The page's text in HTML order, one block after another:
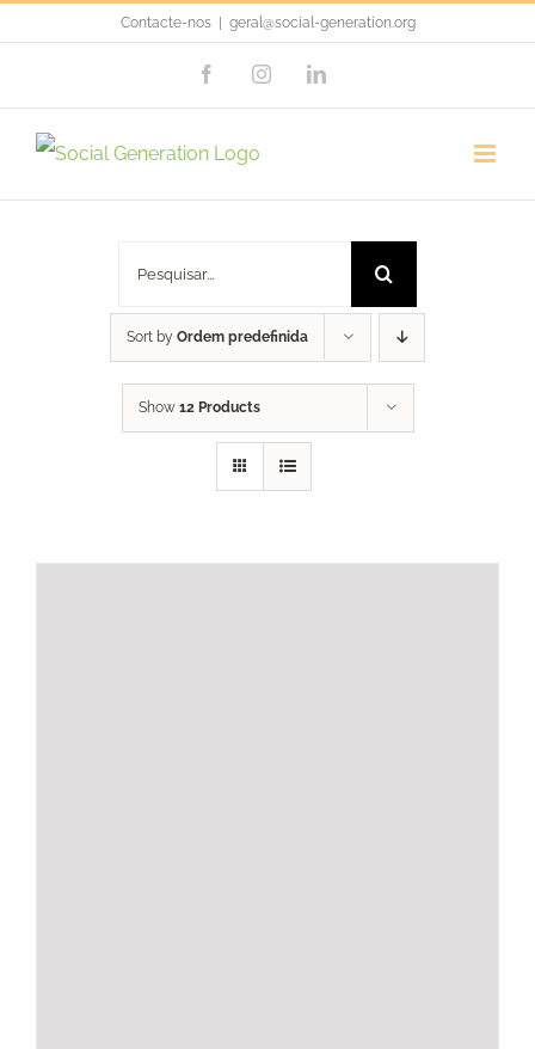
content
Contacte-nos geral@social-generation.org
FacebookInstagramLinkedIn
Sort by Ordem predefinida
Show 12 Products